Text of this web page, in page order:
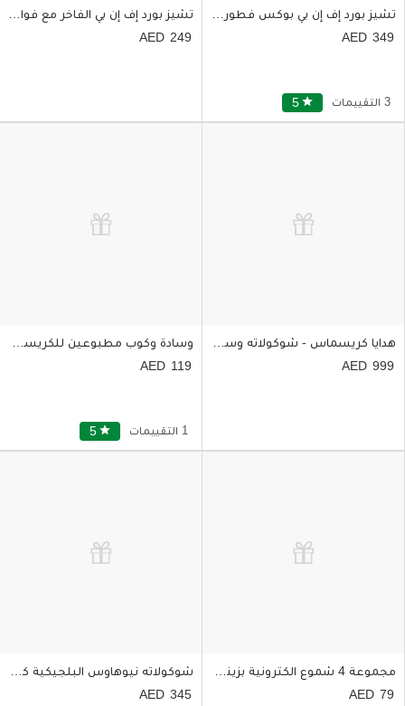
349
5 star 3 التقييمات
تشيز بورد إف إن بي الفاخر مع فواكه وبسكويت
249
هدايا كريسماس - شوكولاته وسناكات لذيذة في بوكس
999
وسادة وكوب مطبوعين للكريسماس لون أحمر
119
5 star 1 التقييمات
مجموعة 4 شموع الكترونية بزينة كريسماس لون أبيض وأخضر
79
شوكولاته نيوهاوس البلجيكية كوليكشن الكريسماس بوكس 35 قطعة
345